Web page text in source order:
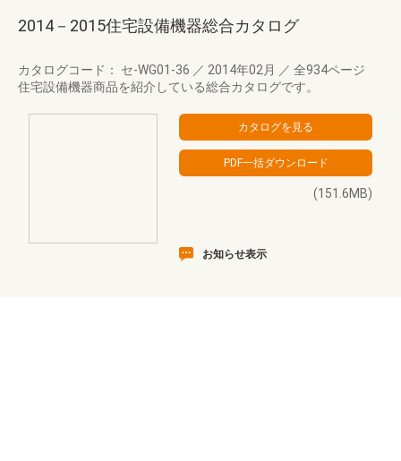
2014－2015住宅設備機器総合カタログ
カタログコード： セ-WG01-36 ／ 2014年02月 ／ 全934ページ
住宅設備機器商品を紹介している総合カタログです。
(151.6MB)
お知らせ表示